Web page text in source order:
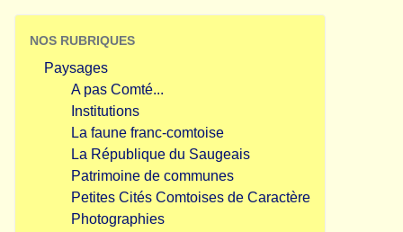
NOS RUBRIQUES
Paysages
A pas Comté...
Institutions
La faune franc-comtoise
La République du Saugeais
Patrimoine de communes
Petites Cités Comtoises de Caractère
Photographies